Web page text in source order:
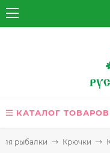
КАТАЛОГ ТОВАРОВ
рыбалки Крючки